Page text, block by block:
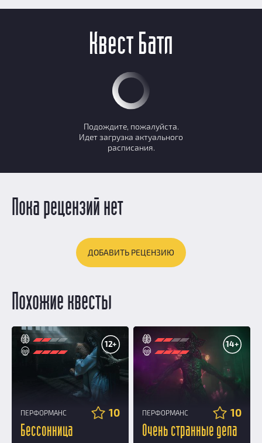
Квест Батл
Подождите, пожалуйста.
Идет загрузка актуального
расписания.
Пока рецензий нет
ДОБАВИТЬ РЕЦЕНЗИЮ
Похожие квесты
12+
ПЕРФОРМАНС 10
Бессонница
14+
ПЕРФОРМАНС 10
Очень странные дела